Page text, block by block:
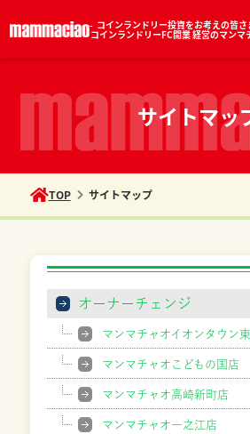
コインランドリー投資をお考えの皆さ
コインランドリーFC開業 経営のマンマ
サイトマッ
TOP サイトマップ
オーナーチェンジ
マンマチャオイオンタウン
マンマチャオこどもの国店
マンマチャオ高崎新町店
マンマチャオ一之江店